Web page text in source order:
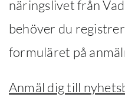
näringslivet från
behöver du
formuläret på
Anmäl dig till